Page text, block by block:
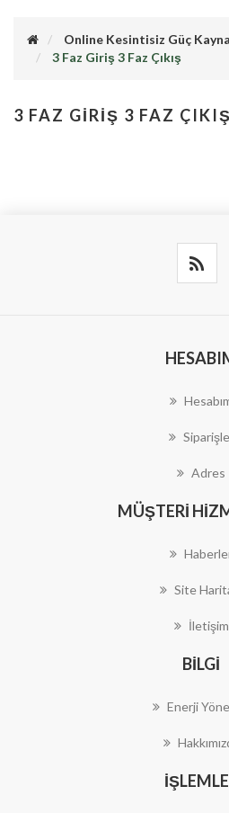
Online Kesintisiz Güç
3 Faz Giriş 3 Faz Çıkış
3 FAZ GIRIŞ 3 FAZ ÇIKIŞ
Adres
MÜŞTERI
Site
İletişim
BILGI
Enerji